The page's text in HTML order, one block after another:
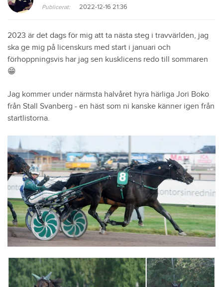
Publicerat: 2022-12-16 21:36
2023 är det dags för mig att ta nästa steg i travvärlden, jag
ska ge mig på licenskurs med start i januari och
förhoppningsvis har jag sen kusklicens redo till sommaren
😁
Jag kommer under närmsta halvåret hyra härliga Jori Boko
från Stall Svanberg - en häst som ni kanske känner igen från
startlistorna.